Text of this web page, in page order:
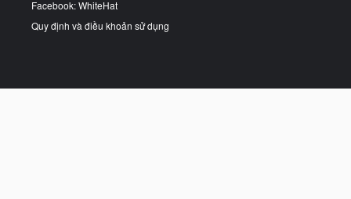
Facebook: WhiteHat
Quy định và điều khoản sử dụng